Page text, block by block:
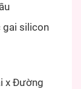
gai silicon
x Đường